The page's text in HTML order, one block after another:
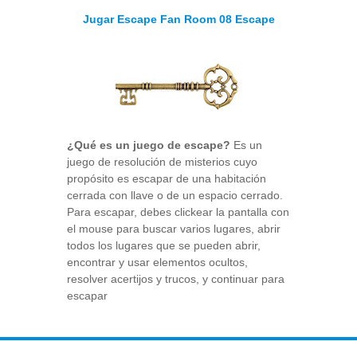
Jugar Escape Fan Room 08 Escape
¿Qué es un juego de escape? Es un
juego de resolución de misterios cuyo
propósito es escapar de una habitación
cerrada con llave o de un espacio cerrado.
Para escapar, debes clickear la pantalla con
el mouse para buscar varios lugares, abrir
todos los lugares que se pueden abrir,
encontrar y usar elementos ocultos,
resolver acertijos y trucos, y continuar para
escapar